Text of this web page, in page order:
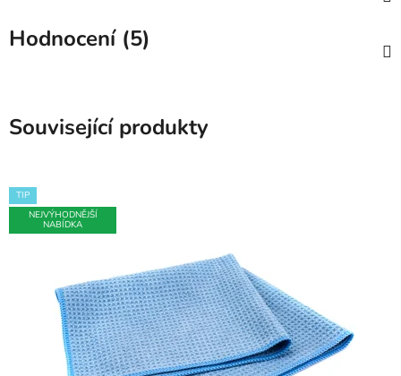
Hodnocení (5)
Související produkty
TIP
NEJVÝHODNĚJŠÍ
NABÍDKA